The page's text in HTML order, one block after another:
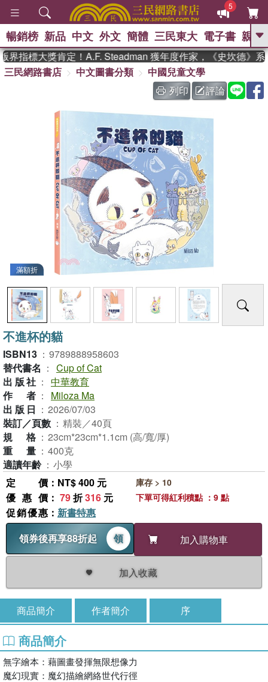
5
GO
熱搜： 東野圭吾 、 The Odyssey
、 如果歷史是一群喵 、 暑期
國際布克獎 臺灣漫遊錄 、 方
念華 、
暢銷榜 新品 中文 外文 簡體 三民東大 電子書 親子
指標大獎肯定！A.F. Steadman 獲年度作家，《史坎德》系
三民網路書店
中文圖書分類
中國兒童文學
列印
評論
滿額折
不進杯的貓
ISBN13 ： 9789888958603
替代書名 ： Cup of Cat
出版社 ： 中華教育
作者 ：
Miloza Ma
出版日 ： 2026/07/03
裝訂／頁數 ： 精裝／40頁
規格 ： 23cm*23cm*1.1cm (高/寬/厚)
重量 ： 400克
適讀年齡 ： 小學
定價 ：NT$ 400 元
優惠價 ： 79折316 元
促銷優惠 ： 新書特惠
領券後再享88折起
領 加入購物車
加入收藏
庫存 > 10
下單可得紅利積點 ：9 點
商品簡介 作者簡介 序
商品簡介
無字繪本：藉圖畫發揮無限想像力
魔幻現實：魔幻描繪網絡世代行徑